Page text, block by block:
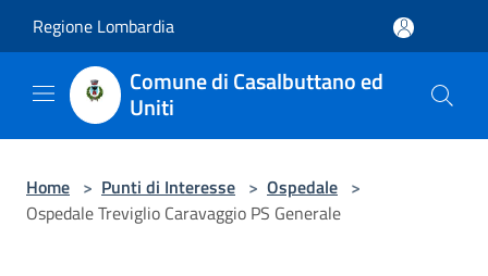
Regione Lombardia
Comune di Casalbuttano ed
Uniti
Home > Punti di Interesse > Ospedale >
Ospedale Treviglio Caravaggio PS Generale